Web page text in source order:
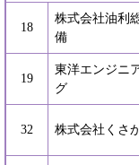
18
株式会社油利
備
19
東洋エンジニ
グ
32 株式会社くさ